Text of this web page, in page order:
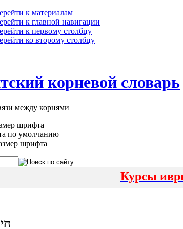
к материалам
к главной навигации
к первому столбцу
ко второму столбцу
корневой словарь
между корнями
Курсы